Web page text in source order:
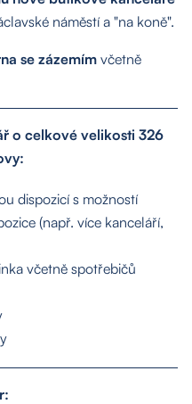
náměstí a "na koně".
se zázemím včetně
o celkové velikosti 326
dispozicí s možností
(např. více kanceláří,
včetně spotřebičů